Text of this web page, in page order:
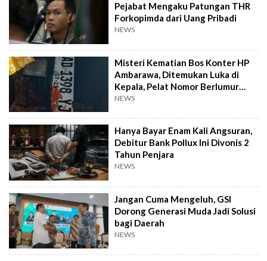
Pejabat Mengaku Patungan THR
Forkopimda dari Uang Pribadi
NEWS
Misteri Kematian Bos Konter HP
Ambarawa, Ditemukan Luka di
Kepala, Pelat Nomor Berlumur
Darah
NEWS
Hanya Bayar Enam Kali Angsuran,
Debitur Bank Pollux Ini Divonis 2
Tahun Penjara
NEWS
Jangan Cuma Mengeluh, GSI
Dorong Generasi Muda Jadi Solusi
bagi Daerah
NEWS